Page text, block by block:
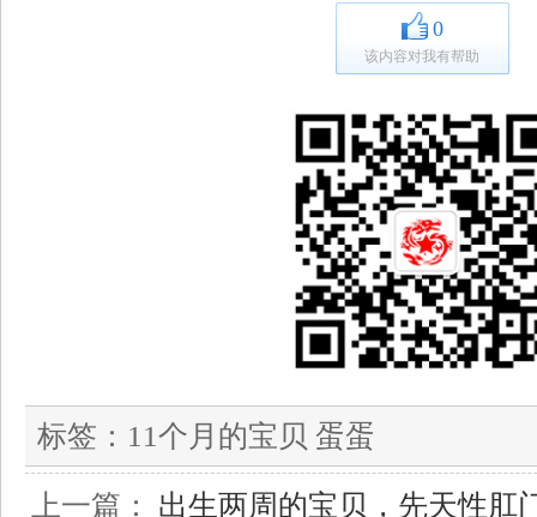
0
该内容对我有帮助
标签： 11个月的宝贝 蛋蛋
上一篇： 出生两周的宝贝，先天性肛